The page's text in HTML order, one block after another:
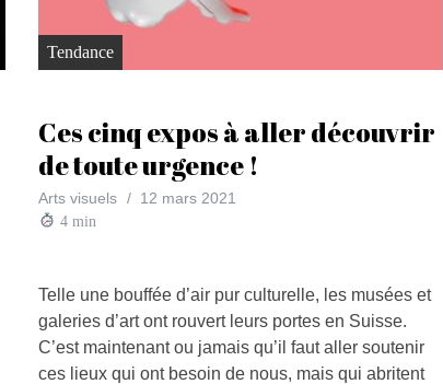
Tendance
Ces cinq expos à aller découvrir
de toute urgence !
Arts visuels 12 mars 2021
4 min
Telle une bouffée d’air pur culturelle, les musées et
galeries d’art ont rouvert leurs portes en Suisse.
C’est maintenant ou jamais qu’il faut aller soutenir
ces lieux qui ont besoin de nous, mais qui abritent